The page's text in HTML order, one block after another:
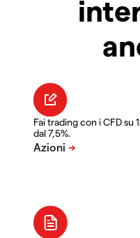
Fai trading con i CFD
dal 7,5%.